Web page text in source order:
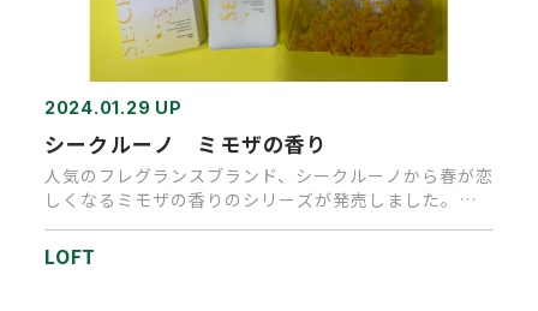
2024.01.29 UP
シークルーノ ミモザの香り
人気のフレグランスブランド、シークルーノから春が恋
しくなるミモザの香りのシリーズが発売しました。み
LOFT